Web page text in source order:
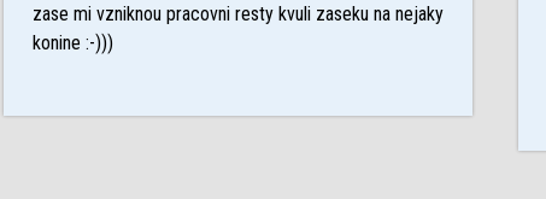
zase mi vzniknou pracovni resty kvuli zaseku na nejaky
konine :-)))